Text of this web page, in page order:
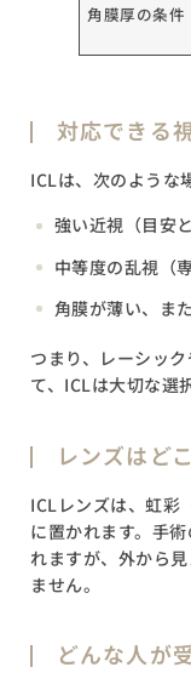
角膜厚の条件
対応できる
ICLは、次のような
強い近視（目安
中等度の乱視（
角膜が薄い、ま
つまり、レーシッ
て、ICLは大切な選
レンズはど
ICLレンズは、虹彩
に置かれます。手
れますが、外から
ません。
どんな人が